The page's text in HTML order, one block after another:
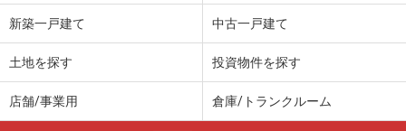
新築一戸建て 中古一戸建て
土地を探す 投資物件を探す
店舗/事業用 倉庫/トランクルーム